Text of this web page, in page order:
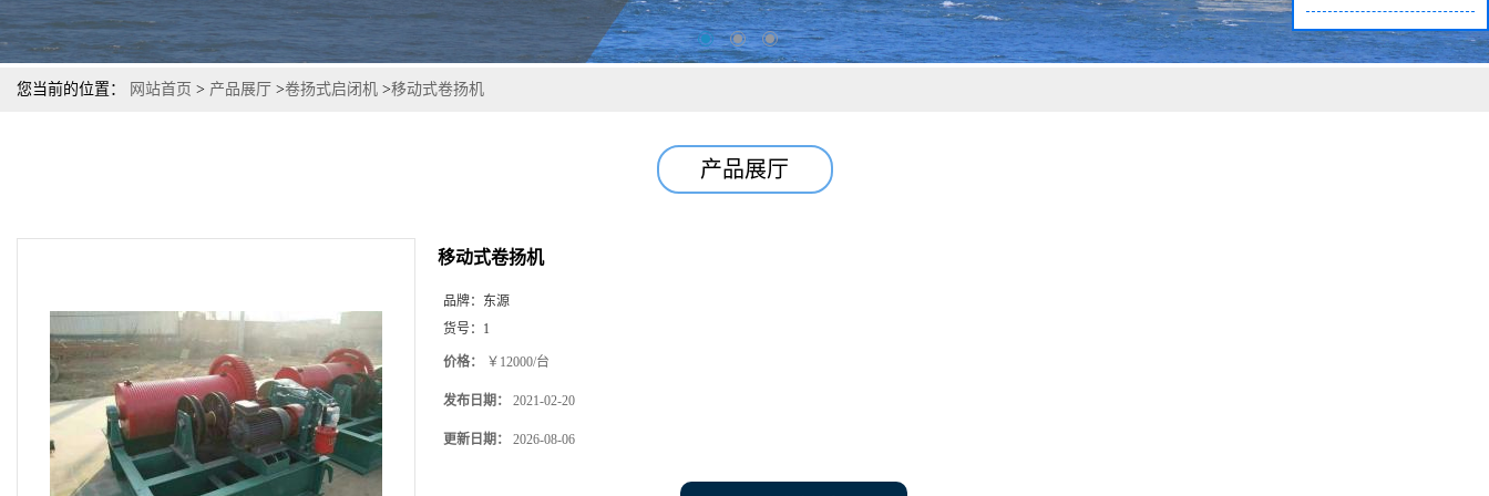
您当前的位置： 网站首页 > 产品展厅 >卷扬式启闭机 >移动式卷扬机
产品展厅
移动式卷扬机
品牌： 东源
货号： 1
价格： ￥12000/台
发布日期： 2021-02-20
更新日期： 2026-08-06